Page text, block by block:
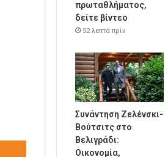
πρωταθλήματος,
δείτε βίντεο
52 λεπτά πρίν
Συνάντηση Ζελένσκι-
Βούτσιτς στο
Βελιγράδι:
Οικονομία,